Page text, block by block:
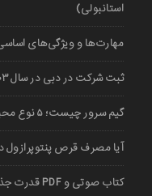
استانبولی)
مهارت‌ها و ویژگی‌های
ثبت شرکت در دبی در سال ۱۴۰۳
گیم سرور چیست؛ ۵ نوع محبوب آن
آیا مصرف قرص پنتوپرازول
کتاب صوتی و PDF قدرت جذبه از برایان تریسی